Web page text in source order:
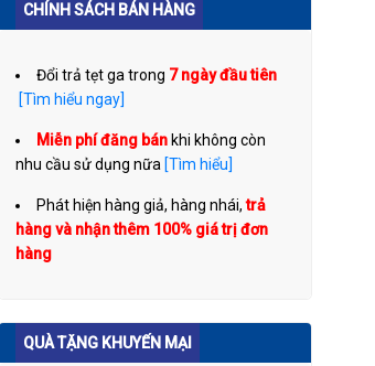
CHÍNH SÁCH BÁN HÀNG
Đổi trả tẹt ga trong 7 ngày đầu tiên
[Tìm hiểu ngay]
Miễn phí đăng bán khi không còn
nhu cầu sử dụng nữa [Tìm hiểu]
Phát hiện hàng giả, hàng nhái,trả
hàng và nhận thêm 100% giá trị đơn
hàng
QUÀ TẶNG KHUYẾN MẠI